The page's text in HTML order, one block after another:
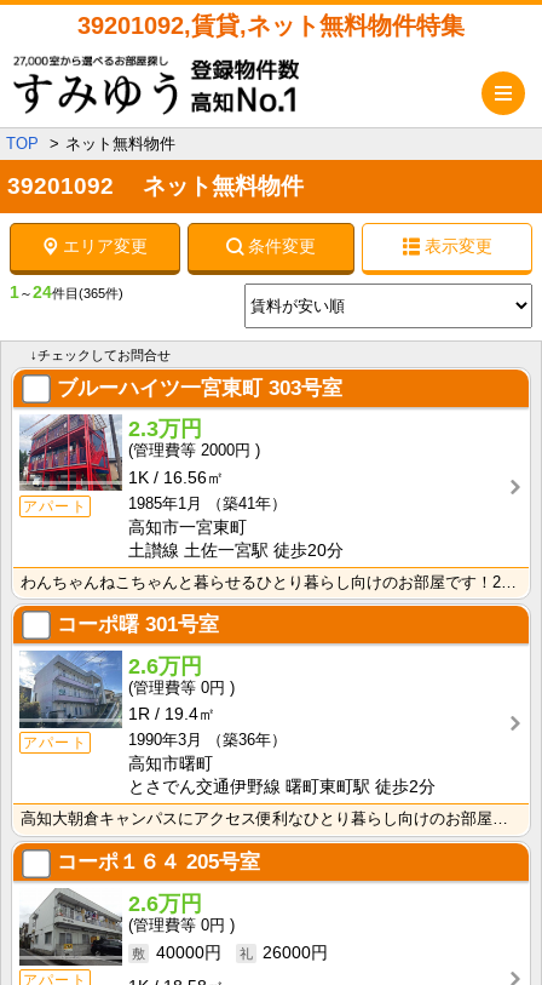
39201092,賃貸,ネット無料物件特集
TOP ネット無料物件
39201092 ネット無料物件
エリア変更 条件変更 表示変更
1～24件目 (365件)
↓チェックしてお問合せ
ブルーハイツ一宮東町303号室
アパート
2.3万円
2000円
1K
16.56㎡
1985年1月
（築41年）
高知市一宮東町
土讃線 土佐一宮駅 徒歩20分
わんちゃんねこちゃんと暮らせるひとり暮らし向けのお部屋です！2026年6月下旬、ネット無料（Wi-F･･･
コーポ曙 301号室
アパート
2.6万円
0円
1R
19.4㎡
1990年3月
（築36年）
高知市曙町
とさでん交通伊野線 曙町東町駅 徒歩2分
高知大朝倉キャンパスにアクセス便利なひとり暮らし向けのお部屋！インターネット月額接続利用料無料・水道･･･
コーポ１６４ 205号室
アパート
2.6万円
0円
40000円
26000円